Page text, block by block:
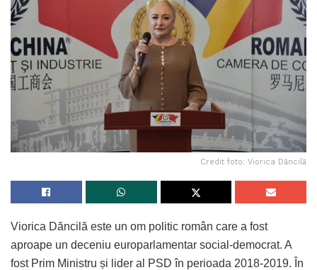
Credit foto: Viorica Dăncilă
Viorica Dăncilă este un om politic român care a fost
aproape un deceniu europarlamentar social-democrat. A
fost Prim Ministru și lider al PSD în perioada 2018-2019. În